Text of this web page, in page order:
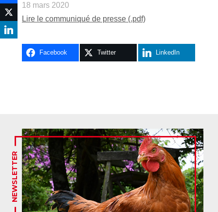
18 mars 2020
Lire le communiqué de presse (.pdf)
Facebook Twitter LinkedIn
NEWSLETTER